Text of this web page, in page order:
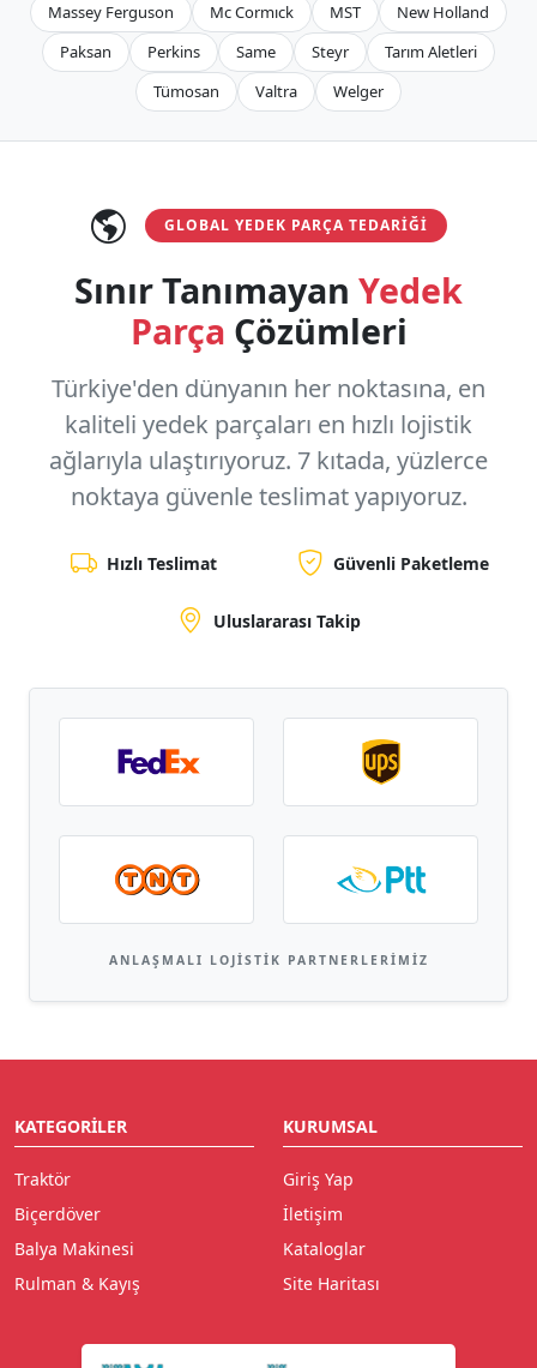
Massey Ferguson
Mc Cormıck MST
New Holland
Paksan
Perkins Same Steyr
Tarım Aletleri
Tümosan
Valtra Welger
GLOBAL YEDEK PARÇA TEDARIĞI
Sınır Tanımayan Yedek
Parça Çözümleri
Türkiye'den dünyanın her noktasına, en
kaliteli yedek parçaları en hızlı lojistik
ağlarıyla ulaştırıyoruz. 7 kıtada, yüzlerce
noktaya güvenle teslimat yapıyoruz.
Hızlı Teslimat Güvenli Paketleme
Uluslararası Takip
ANLAŞMALI LOJISTIK PARTNERLERIMIZ
KATEGORILER
Traktör
Biçerdöver
Balya Makinesi
Rulman & Kayış
KURUMSAL
Giriş Yap
İletişim
Kataloglar
Site Haritası